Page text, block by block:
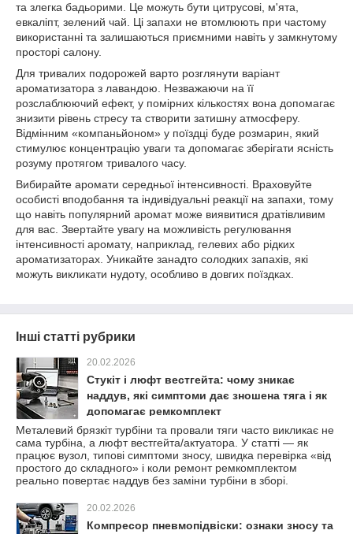
та злегка бадьорими. Це можуть бути цитрусові, м'ята,
евкаліпт, зелений чай. Ці запахи не втомлюють при частому
використанні та залишаються приємними навіть у замкнутому
просторі салону.
Для тривалих подорожей варто розглянути варіант
ароматизатора з лавандою. Незважаючи на її
розслаблюючий ефект, у помірних кількостях вона допомагає
знизити рівень стресу та створити затишну атмосферу.
Відмінним «компаньйоном» у поїздці буде розмарин, який
стимулює концентрацію уваги та допомагає зберігати ясність
розуму протягом тривалого часу.
Вибирайте аромати середньої інтенсивності. Враховуйте
особисті вподобання та індивідуальні реакції на запахи, тому
що навіть популярний аромат може виявитися дратівливим
для вас. Звертайте увагу на можливість регулювання
інтенсивності аромату, наприклад, гелевих або рідких
ароматизаторах. Уникайте занадто солодких запахів, які
можуть викликати нудоту, особливо в довгих поїздках.
Інші статті рубрики
20.02.2026
Стукіт і люфт вестгейта: чому зникає
наддув, які симптоми дає зношена тяга і як
допомагає ремкомплект
Металевий брязкіт турбіни та провали тяги часто викликає не
сама турбіна, а люфт вестгейта/актуатора. У статті — як
працює вузол, типові симптоми зносу, швидка перевірка «від
простого до складного» і коли ремонт ремкомплектом
реально повертає наддув без заміни турбіни в зборі.
20.02.2026
Компресор пневмопідвіски: ознаки зносу та